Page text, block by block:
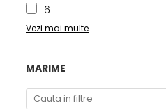
6
Vezi mai multe
MARIME